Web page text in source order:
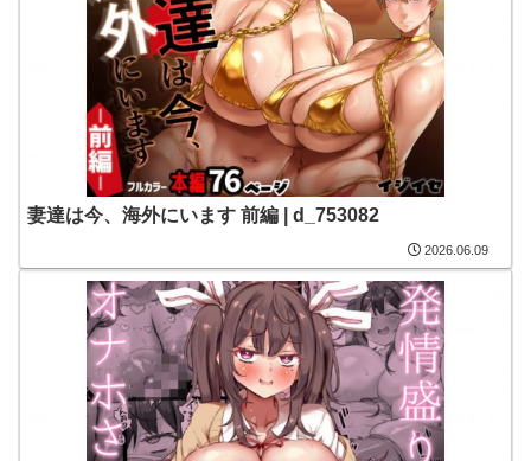
妻達は今、海外にいます 前編 | d_753082
2026.06.09